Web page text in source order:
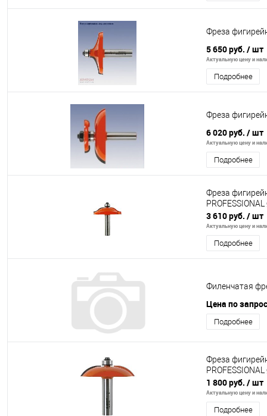
Фреза
5 650 руб. / шт
Актуальную цену и
Подробнее
Фреза
6 020 руб. / шт
Актуальную цену и
Подробнее
Фреза
3 610 руб. / шт
Актуальную цену и
Подробнее
Филенчатая
Цена по
Подробнее
Фреза
1 800 руб. / шт
Актуальную цену и
Подробнее